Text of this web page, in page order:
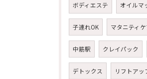
ボディエステ オイルマ
子連れOK マタニティケ
中筋駅 クレイパック
デトックス リフトアッ